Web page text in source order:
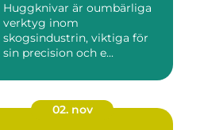
Huggknivar är oumbärliga
verktyg inom
skogsindustrin, viktiga för
sin precision och e...
02. nov